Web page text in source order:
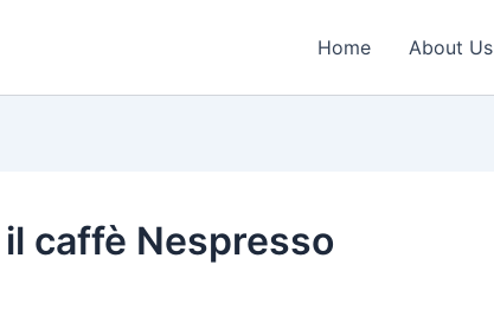
Home About Us
caffè Nespresso